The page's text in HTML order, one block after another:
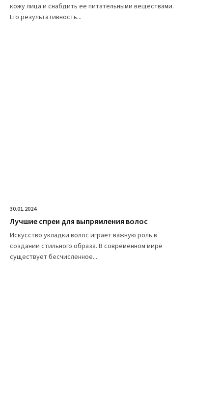
кожу лица и снабдить ее питательными веществами.
Его результативность...
30.01.2024
Лучшие спреи для выпрямления волос
Искусство укладки волос играет важную роль в
создании стильного образа. В современном мире
существует бесчисленное...